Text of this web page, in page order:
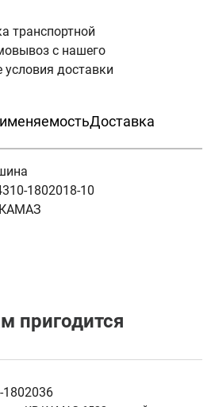
транспортной
с нашего
доставки
Доставка
1802018-10
пригодится
1802036